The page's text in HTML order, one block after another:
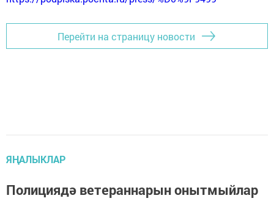
Перейти на страницу новости
ЯҢАЛЫКЛАР
Полициядә ветераннарын онытмыйлар